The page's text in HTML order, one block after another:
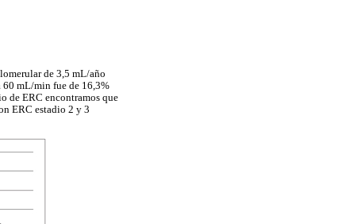
de 3,5 mL/año
60 mL/min fue de 16,3%
de ERC encontramos que
ERC estadio 2 y 3